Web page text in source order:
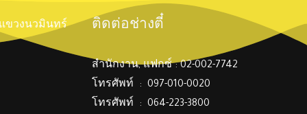
แขวงนวมินทร์ ติดต่อช่างตี๋
สำนักงาน, แฟกซ์ : 02-002-7742
โทรศัพท์ : 097-010-0020
โทรศัพท์ : 064-223-3800